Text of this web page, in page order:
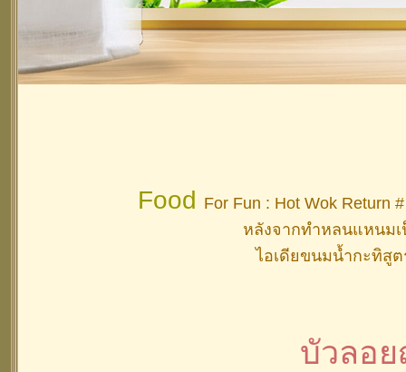
Food For Fun : Hot Wok
หลังจากทำหลนแหนม
ไอเดียขนมน้ำกะทิสู
บัวลอ